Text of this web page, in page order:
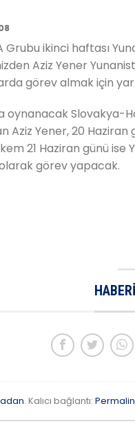
Grubu ikinci haftası
Aziz Yener
görev almak için
oynanacak Slovakya-
Aziz Yener, 20
21 Haziran günü
görev yapacak.
. Kalıcı bağlantı: